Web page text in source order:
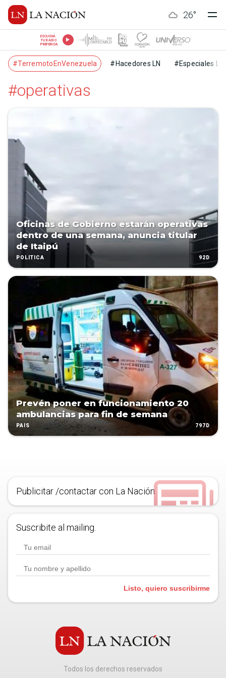
26°
ESCUCHÁ
TU RADIO
PREFERIDA
#TerremotoEnVenezuela #Hacedores LN #Especiales LN
#operativas
Oficinas de Gobierno estarán operativas
dentro de una semana, anuncia titular
de Itaipú
POLÍTICA 92D
Prevén poner en funcionamiento 20
ambulancias para fin de semana
PAÍS 797D
Publicitar /contactar con La Nación
Suscribite al mailing.
Listo, quiero suscribirme
Todos los derechos reservados